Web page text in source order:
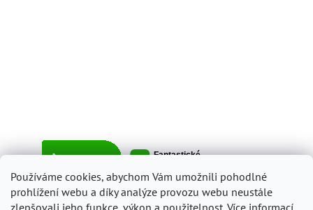
Používáme cookies, abychom Vám umožnili pohodlné
prohlížení webu a díky analýze provozu webu neustále
zlepšovali jeho funkce, výkon a použitelnost. Více informací